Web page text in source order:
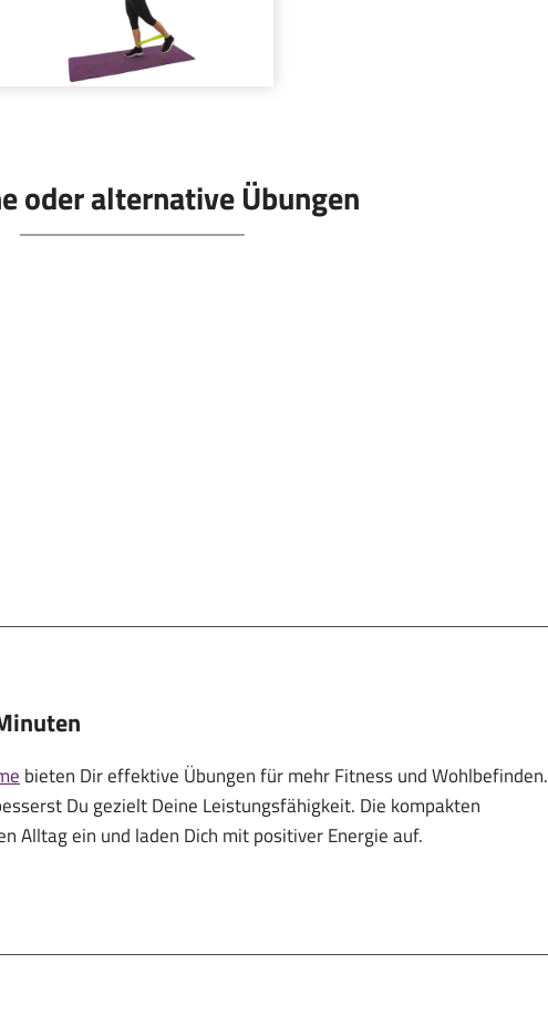
oder alternative Übungen
bieten Dir effektive Übungen für mehr Fitness und Wohlbefinden.
Du gezielt Deine Leistungsfähigkeit. Die kompakten
Alltag ein und laden Dich mit positiver Energie auf.